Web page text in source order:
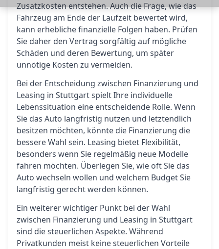
Zusatzkosten entstehen. Auch die Frage, wie das
Fahrzeug am Ende der Laufzeit bewertet wird,
kann erhebliche finanzielle Folgen haben. Prüfen
Sie daher den Vertrag sorgfältig auf mögliche
Schäden und deren Bewertung, um später
unnötige Kosten zu vermeiden.
Bei der Entscheidung zwischen Finanzierung und
Leasing in Stuttgart spielt Ihre individuelle
Lebenssituation eine entscheidende Rolle. Wenn
Sie das Auto langfristig nutzen und letztendlich
besitzen möchten, könnte die Finanzierung die
bessere Wahl sein. Leasing bietet Flexibilität,
besonders wenn Sie regelmäßig neue Modelle
fahren möchten. Überlegen Sie, wie oft Sie das
Auto wechseln wollen und welchem Budget Sie
langfristig gerecht werden können.
Ein weiterer wichtiger Punkt bei der Wahl
zwischen Finanzierung und Leasing in Stuttgart
sind die steuerlichen Aspekte. Während
Privatkunden meist keine steuerlichen Vorteile